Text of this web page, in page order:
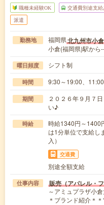
職種未経験OK 交通費別途支給
派遣
勤務地 福岡県北九州市小
小倉(福岡県)駅から
曜日頻度 シフト制
時間 9:30～19:00、
期間
２０２６年９月７
い♪
時給
時給1340円～
は1分単位で支給し
入）
交通費
別途全額支給
仕事内容 販売（アパレル・
～アミュプラザ小
＊ブランド紹介＊